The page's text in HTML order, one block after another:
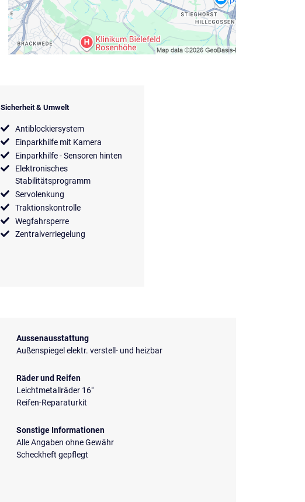
Sicherheit & Umwelt
Antiblockiersystem
Einparkhilfe mit Kamera
Einparkhilfe - Sensoren hinten
Elektronisches
Stabilitätsprogramm
Servolenkung
Traktionskontrolle
Wegfahrsperre
Zentralverriegelung
Aussenausstattung
Außenspiegel elektr. verstell- und heizbar
Räder und Reifen
Leichtmetallräder 16"
Reifen-Reparaturkit
Sonstige Informationen
Alle Angaben ohne Gewähr
Scheckheft gepflegt